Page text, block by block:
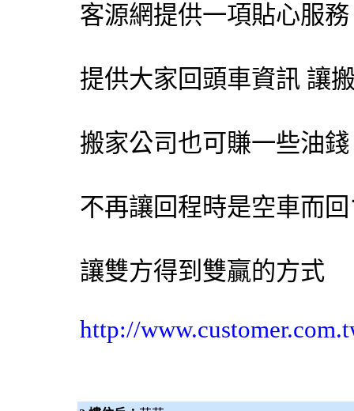
客源網提供一項貼心服務
提供大家回頭車資訊 讓
搬家公司也可賺一些油錢
不再讓回程時是空車而
讓雙方得到雙贏的方式
http://